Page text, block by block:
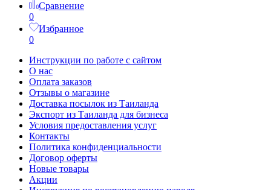
Сравнение
0
Избранное
0
Инструкции по работе с сайтом
О нас
Оплата заказов
Отзывы о магазине
Доставка посылок из Таиланда
Экспорт из Таиланда для бизнеса
Условия предоставления услуг
Контакты
Политика конфиденциальности
Договор оферты
Новые товары
Акции